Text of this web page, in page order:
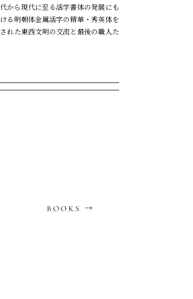
から現代に至る活字書体の発展にも
る明朝体金属活字の精華・秀英体を
れた東西文明の交流と最後の職人た
BOOKS →